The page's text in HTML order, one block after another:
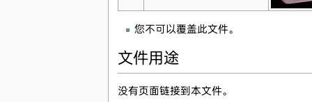
您不可以覆盖此文件。
文件用途
没有页面链接到本文件。